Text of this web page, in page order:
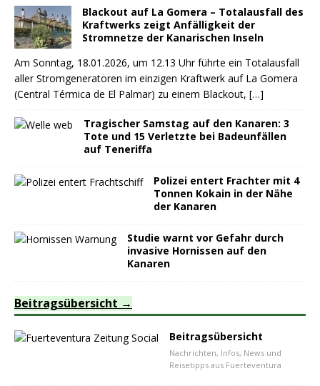
Blackout auf La Gomera – Totalausfall des
Kraftwerks zeigt Anfälligkeit der
Stromnetze der Kanarischen Inseln
Am Sonntag, 18.01.2026, um 12.13 Uhr führte ein Totalausfall
aller Stromgeneratoren im einzigen Kraftwerk auf La Gomera
(Central Térmica de El Palmar) zu einem Blackout, […]
Tragischer Samstag auf den Kanaren: 3
Tote und 15 Verletzte bei Badeunfällen
auf Teneriffa
Polizei entert Frachter mit 4
Tonnen Kokain in der Nähe
der Kanaren
Studie warnt vor Gefahr durch
invasive Hornissen auf den
Kanaren
Beitragsübersicht
Beitragsübersicht
Nachrichten, Infos, News und
Reisetipps aus Fuerteventura